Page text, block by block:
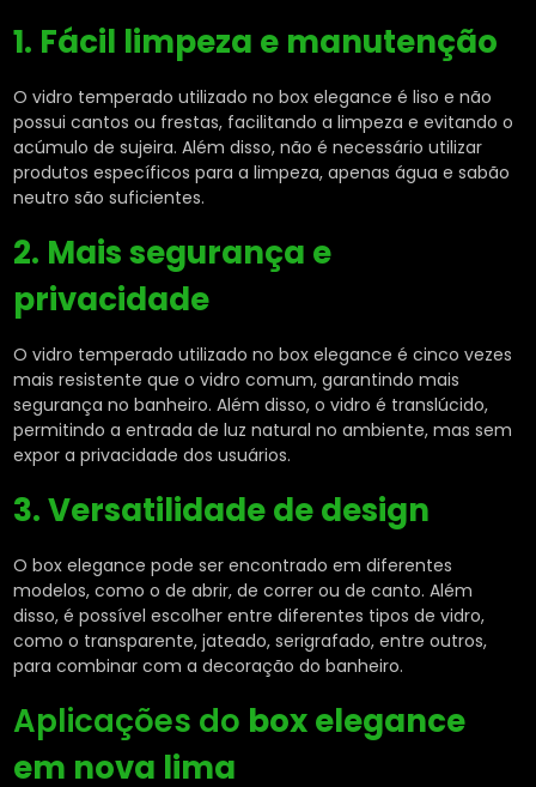
1. Fácil limpeza e manutenção
O vidro temperado utilizado no box elegance é liso e não
possui cantos ou frestas, facilitando a limpeza e evitando o
acúmulo de sujeira. Além disso, não é necessário utilizar
produtos específicos para a limpeza, apenas água e sabão
neutro são suficientes.
2. Mais segurança e
privacidade
O vidro temperado utilizado no box elegance é cinco vezes
mais resistente que o vidro comum, garantindo mais
segurança no banheiro. Além disso, o vidro é translúcido,
permitindo a entrada de luz natural no ambiente, mas sem
expor a privacidade dos usuários.
3. Versatilidade de design
O box elegance pode ser encontrado em diferentes
modelos, como o de abrir, de correr ou de canto. Além
disso, é possível escolher entre diferentes tipos de vidro,
como o transparente, jateado, serigrafado, entre outros,
para combinar com a decoração do banheiro.
Aplicações do box elegance
em nova lima